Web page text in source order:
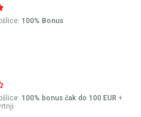
100% Bonus
100% bonus čak do 100 EUR +